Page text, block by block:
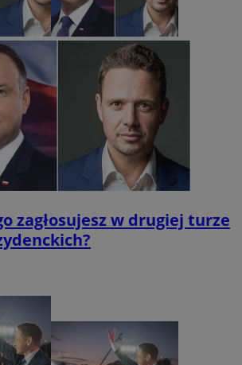
zagłosujesz w drugiej turze